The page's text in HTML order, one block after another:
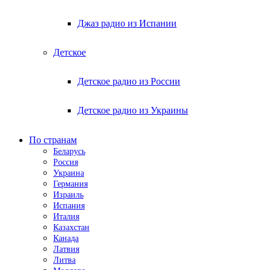
Джаз радио из Испании
Детское
Детское радио из России
Детское радио из Украины
По странам
Беларусь
Россия
Украина
Германия
Израиль
Испания
Италия
Казахстан
Канада
Латвия
Литва